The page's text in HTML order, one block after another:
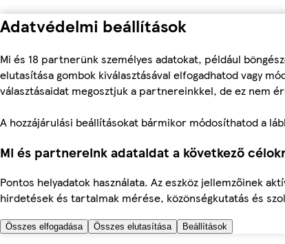
Adatvédelmi beállítások
Mi és 18 partnerünk személyes adatokat, például
elutasítása gombok kiválasztásával elfogadhatod vagy
választásaidat megosztjuk a partnereinkkel, de ez nem
A hozzájárulási beállításokat bármikor módosíthatod a
Mi és partnereink adataidat a következő
Pontos helyadatok használata. Az eszköz jellemzőinek
hirdetések és tartalmak mérése, közönségkutatás és
Összes elfogadása Összes elutasítása Beállítások